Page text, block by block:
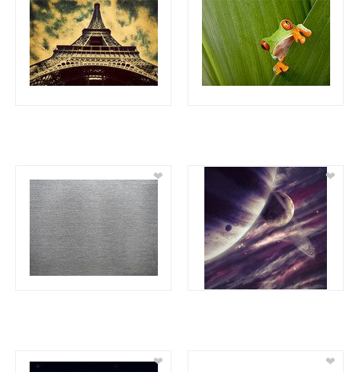
❤ ❤
❤ ❤